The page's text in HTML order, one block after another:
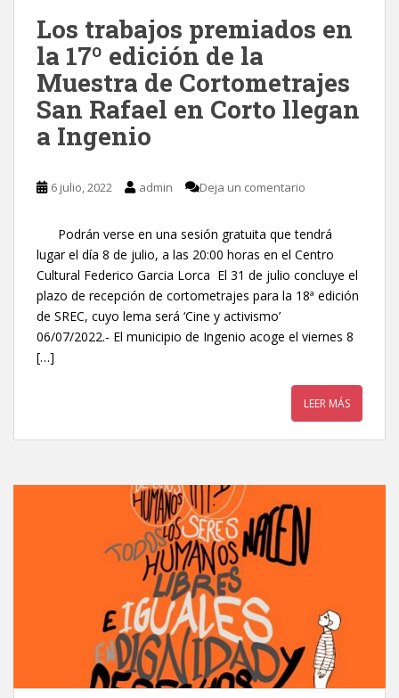
Los trabajos premiados en
la 17º edición de la
Muestra de Cortometrajes
San Rafael en Corto llegan
a Ingenio
6 julio, 2022 admin Deja un comentario
Podrán verse en una sesión gratuita que tendrá
lugar el día 8 de julio, a las 20:00 horas en el Centro
Cultural Federico Garcia Lorca El 31 de julio concluye el
plazo de recepción de cortometrajes para la 18ª edición
de SREC, cuyo lema será ‘Cine y activismo’
06/07/2022.- El municipio de Ingenio acoge el viernes 8
[…]
LEER MÁS